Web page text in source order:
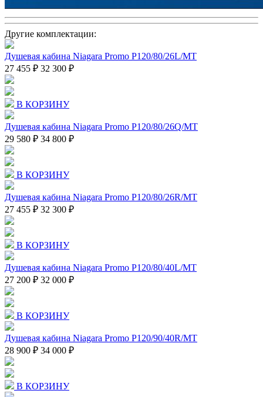
Другие комплектации:
Душевая кабина Niagara Promo P120/80/26L/MT
27 455 ₽ 32 300 ₽
В КОРЗИНУ
Душевая кабина Niagara Promo P120/80/26Q/MT
29 580 ₽ 34 800 ₽
В КОРЗИНУ
Душевая кабина Niagara Promo P120/80/26R/MT
27 455 ₽ 32 300 ₽
В КОРЗИНУ
Душевая кабина Niagara Promo P120/80/40L/MT
27 200 ₽ 32 000 ₽
В КОРЗИНУ
Душевая кабина Niagara Promo P120/90/40R/MT
28 900 ₽ 34 000 ₽
В КОРЗИНУ